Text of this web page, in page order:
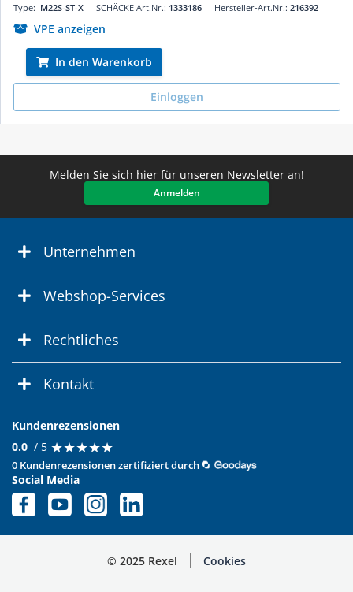
SCHÄCKE Art.Nr.: 1333186
Type: M22S-ST-X Hersteller-Art.Nr.: 216392
VPE anzeigen
In den Warenkorb
Einloggen
Melden Sie sich hier für unseren Newsletter an!
Anmelden
Unternehmen
Webshop-Services
Rechtliches
Kontakt
Kundenrezensionen
0.0 / 5 ★★★★★
★★★★★
0 Kundenrezensionen zertifiziert durch
Social Media
© 2025 Rexel Cookies